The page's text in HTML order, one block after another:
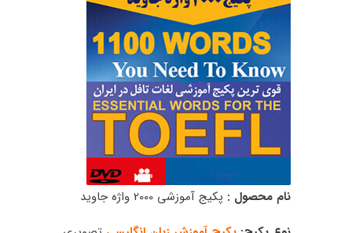
نام محصول : پکیج آموزشی 2000 واژه جاوید